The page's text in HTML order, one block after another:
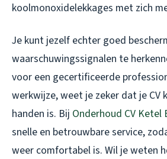
koolmonoxidelekkages met zich
Je kunt jezelf echter goed
waarschuwingssignalen te
voor een gecertificeerde
werkwijze, weet je zeker dat je CV
handen is. Bij Onderhoud CV Ketel
snelle en betrouwbare service,
weer comfortabel is. Wil je weten